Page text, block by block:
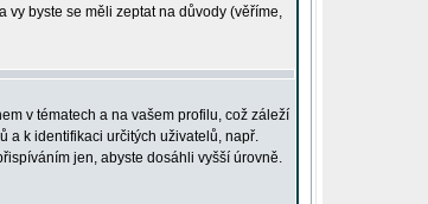
vy byste se měli zeptat na důvody (věříme,
v tématech a na vašem profilu, což záleží
a k identifikaci určitých uživatelů, např.
jen, abyste dosáhli vyšší úrovně.